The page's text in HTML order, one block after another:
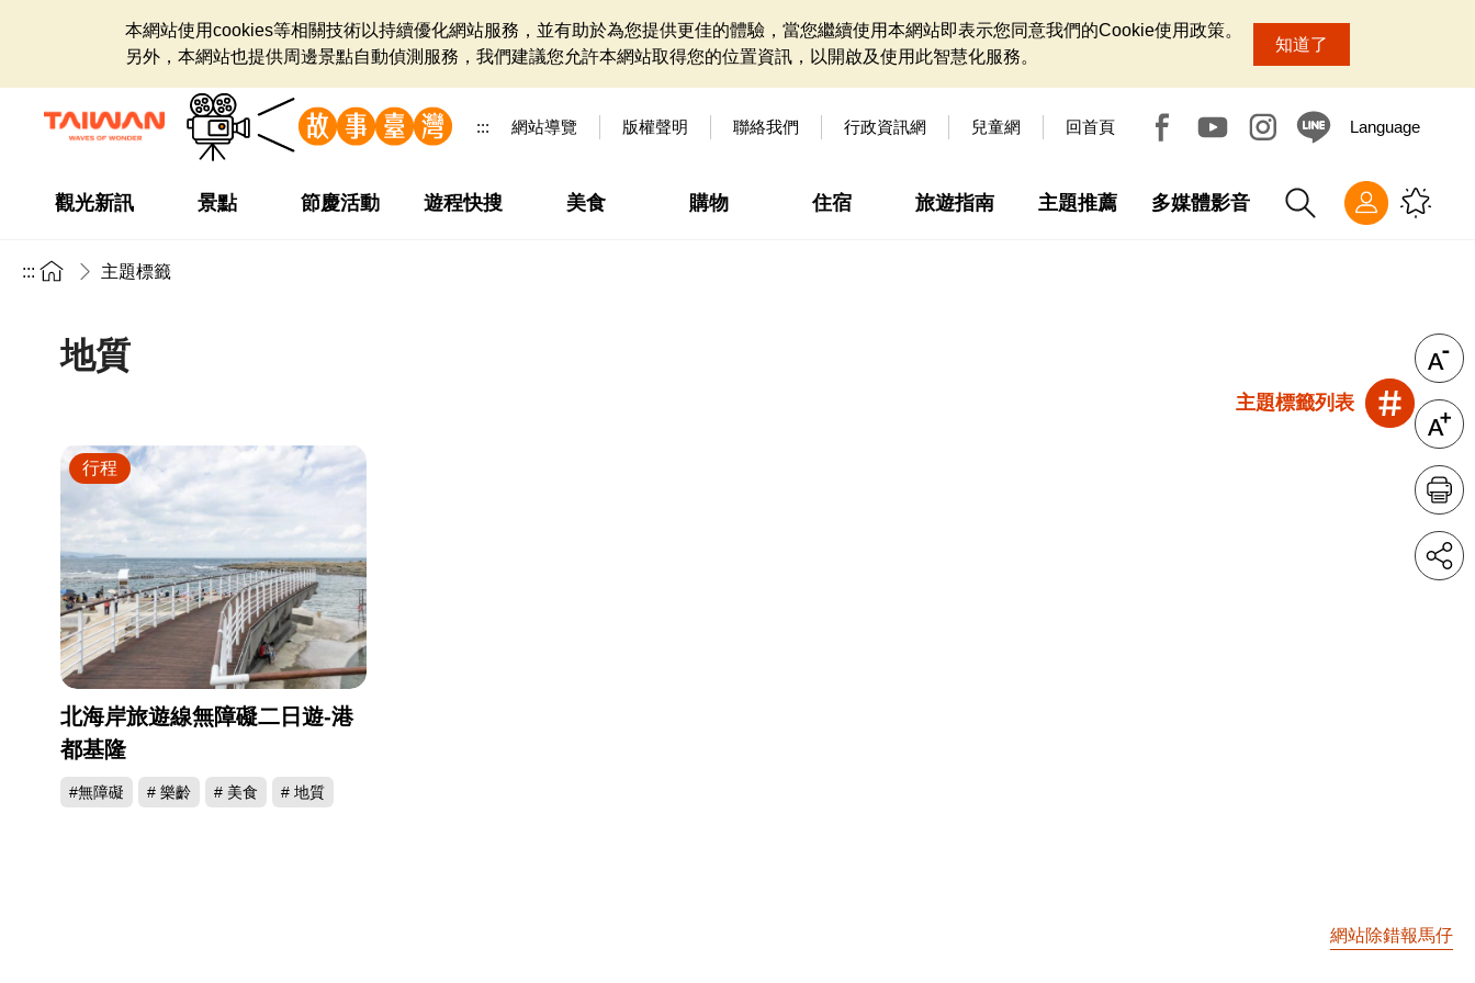
本網站使用cookies等相關技術以持續優化網站服務，並有助於為您提供更佳的體驗，當您繼續使用本網站即表示您同意我們的Cookie使用政策。
另外，本網站也提供周邊景點自動偵測服務，我們建議您允許本網站取得您的位置資訊，以開啟及使用此智慧化服務。
知道了
::: 網站導覽 版權聲明 聯絡我們 行政資訊網 兒童網 回首頁 Language
觀光新訊 景點 節慶活動 遊程快搜 美食 購物 住宿 旅遊指南 主題推薦 多媒體影音
::: 主題標籤
地質
主題標籤列表
北海岸旅遊線無障礙二日遊-港
都基隆
#無障礙 # 樂齡 # 美食 # 地質
行程
網站除錯報馬仔